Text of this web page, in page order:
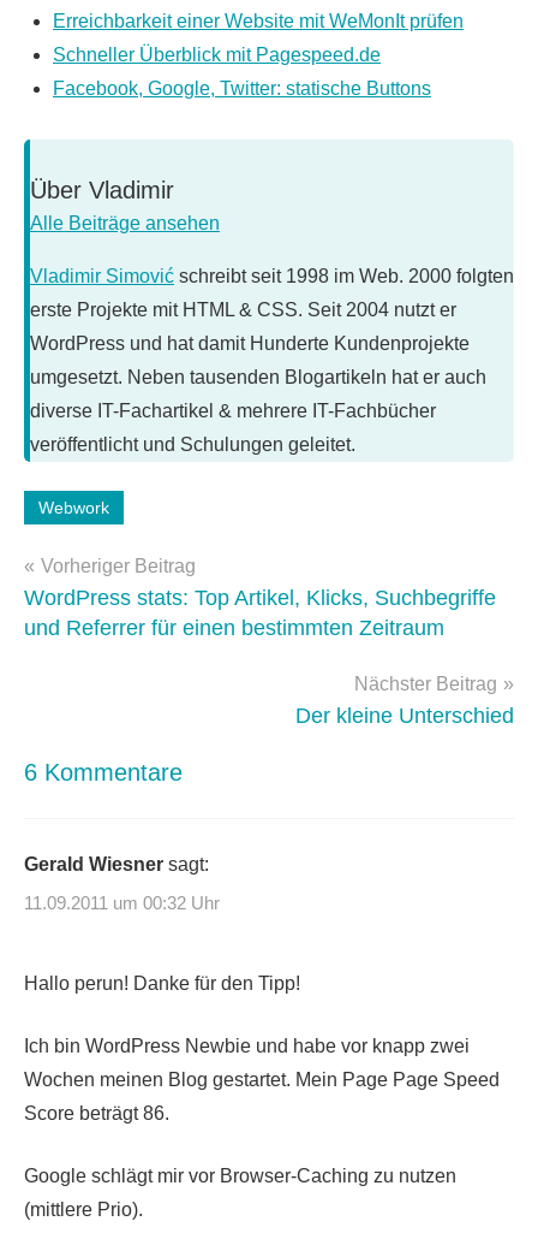
Erreichbarkeit einer Website mit WeMonIt prüfen
Schneller Überblick mit Pagespeed.de
Facebook, Google, Twitter: statische Buttons
Über Vladimir
Alle Beiträge ansehen
Vladimir Simović schreibt seit 1998 im Web. 2000 folgten
erste Projekte mit HTML & CSS. Seit 2004 nutzt er
WordPress und hat damit Hunderte Kundenprojekte
umgesetzt. Neben tausenden Blogartikeln hat er auch
diverse IT-Fachartikel & mehrere IT-Fachbücher
veröffentlicht und Schulungen geleitet.
Schlagwörter:
google,
optimierung
Performance
Webwork
Beitragsnavigation
Vorheriger Beitrag
WordPress stats: Top Artikel, Klicks, Suchbegriffe
und Referrer für einen bestimmten Zeitraum
Nächster Beitrag
Der kleine Unterschied
6 Kommentare
Gerald Wiesner sagt:
11.09.2011 um 00:32 Uhr
Hallo perun! Danke für den Tipp!
Ich bin WordPress Newbie und habe vor knapp zwei
Wochen meinen Blog gestartet. Mein Page Page Speed
Score beträgt 86.
Google schlägt mir vor Browser-Caching zu nutzen
(mittlere Prio).